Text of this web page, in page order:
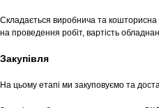
Складається виробнича та кошторисна
на проведення робіт, вартість
Закупівля
На цьому етапі ми закуповуємо та